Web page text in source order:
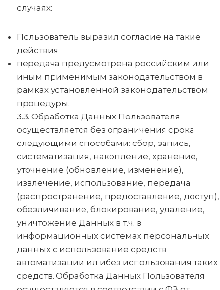
случаях:
Пользователь выразил согласие на такие
действия
передача предусмотрена российским или
иным применимым законодательством в
рамках установленной законодательством
процедуры.
3.3. Обработка Данных Пользователя
осуществляется без ограничения срока
следующими способами: сбор, запись,
систематизация, накопление, хранение,
уточнение (обновление, изменение),
извлечение, использование, передача
(распространение, предоставление, доступ),
обезличивание, блокирование, удаление,
уничтожение Данных в т.ч. в
информационных системах персональных
данных с использование средств
автоматизации ил ибез использования таких
средств. Обработка Данных Пользователя